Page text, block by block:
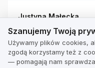
doświadczeniem.
klientów. Z
Justyna Małecka
5
Bluzeczki super,
ale wzięłam ten 40/41
Opinia dotyczy
Szanujemy Twoją
Używamy plików cookies,
zgodą korzystamy też z
— pomagają nam